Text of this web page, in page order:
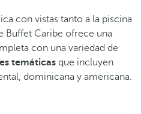
con vistas tanto a la piscina
Buffet Caribe ofrece una
con una variedad de
temáticas que incluyen
dominicana y americana.